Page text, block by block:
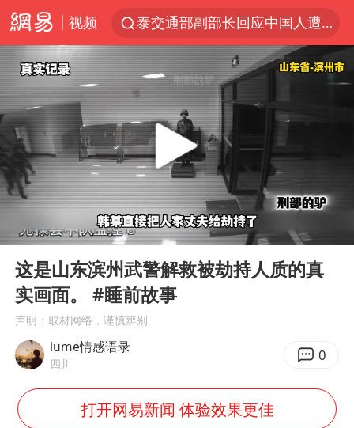
视频
泰交通部副部长回应中国人遭歧视手势
改名后的“青海拉面”店
段绚竞因公牺牲 年仅44岁
男子结婚8年3个女儿均非亲生
“空调24小时开着更省电”不实
“不建议大家买深色蛋糕”
台风白海豚逼近 暴雨大暴雨来袭
公司“上四休三”但要降薪1000元
OpenAI为免费用户升级GPT-5.6 Luna
Play
00:00
这是山东滨州武警解救被劫持人质的真
实画面。 #睡前故事
声明：取材网络，谨慎辨别
lume情感语录
四川 0
打开网易新闻 体验效果更佳